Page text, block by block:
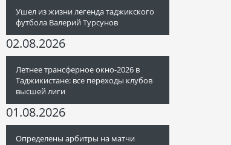
Ушел из жизни легенда таджикского
футбола Валерий Турсунов
02.08.2026
Летнее трансферное окно-2026 в
Таджикистане: все переходы клубов
высшей лиги
01.08.2026
Определены арбитры на матчи